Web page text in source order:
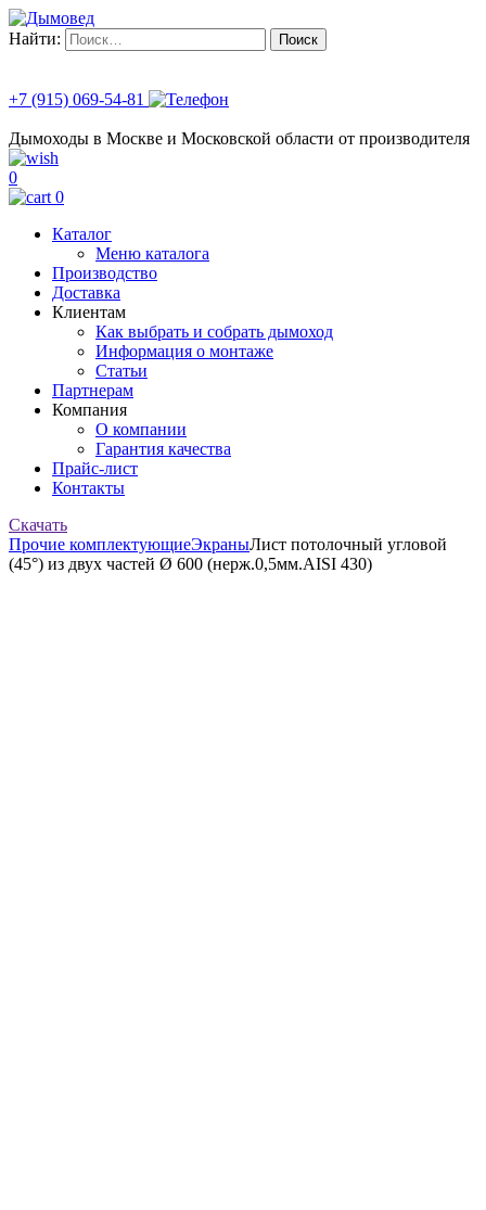
Найти:
+7 (915) 069-54-81
Дымоходы в Москве и Московской области от производителя
0
0
Каталог
Меню каталога
Производство
Доставка
Клиентам
Как выбрать и собрать дымоход
Информация о монтаже
Статьи
Партнерам
Компания
О компании
Гарантия качества
Прайс-лист
Контакты
Скачать
Прочие комплектующиеЭкраныЛист потолочный угловой
(45°) из двух частей Ø 600 (нерж.0,5мм.AISI 430)